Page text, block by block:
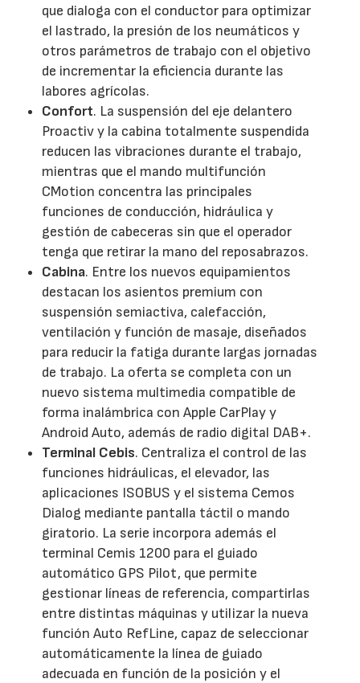
que dialoga con el conductor para optimizar
el lastrado, la presión de los neumáticos y
otros parámetros de trabajo con el objetivo
de incrementar la eficiencia durante las
labores agrícolas.
Confort. La suspensión del eje delantero
Proactiv y la cabina totalmente suspendida
reducen las vibraciones durante el trabajo,
mientras que el mando multifunción
CMotion concentra las principales
funciones de conducción, hidráulica y
gestión de cabeceras sin que el operador
tenga que retirar la mano del reposabrazos.
Cabina. Entre los nuevos equipamientos
destacan los asientos premium con
suspensión semiactiva, calefacción,
ventilación y función de masaje, diseñados
para reducir la fatiga durante largas jornadas
de trabajo. La oferta se completa con un
nuevo sistema multimedia compatible de
forma inalámbrica con Apple CarPlay y
Android Auto, además de radio digital DAB+.
Terminal Cebis. Centraliza el control de las
funciones hidráulicas, el elevador, las
aplicaciones ISOBUS y el sistema Cemos
Dialog mediante pantalla táctil o mando
giratorio. La serie incorpora además el
terminal Cemis 1200 para el guiado
automático GPS Pilot, que permite
gestionar líneas de referencia, compartirlas
entre distintas máquinas y utilizar la nueva
función Auto RefLine, capaz de seleccionar
automáticamente la línea de guiado
adecuada en función de la posición y el